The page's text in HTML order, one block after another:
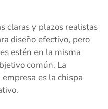
claras y plazos realistas
diseño efectivo, pero
estén en la misma
común. La
es la chispa